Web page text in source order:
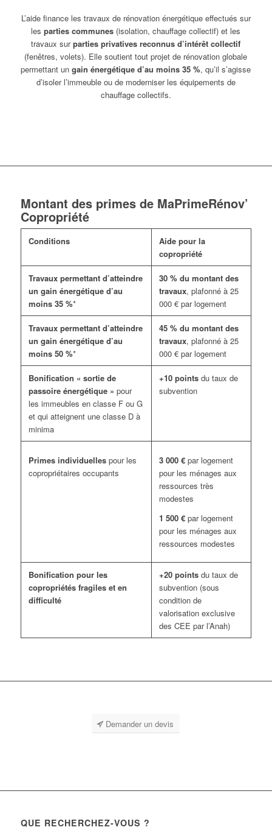
L’aide finance les travaux de rénovation énergétique effectués sur
lesparties communes (isolation, chauffage collectif) et les
travaux surparties privatives reconnus d’intérêt collectif
(fenêtres, volets). Elle soutient tout projet de rénovation globale
permettant ungain énergétique d’au moins 35 %, qu’il s’agisse
d’isoler l’immeuble ou de moderniser les équipements de
chauffage collectifs.
Montant des primes de MaPrimeRénov’
Copropriété
Conditions
Aide pour la
copropriété
Travaux permettant d’atteindre
un gain énergétique d’au
moins 35 %*
30 % du montant des
travaux, plafonné à 25
000 € par logement
Travaux permettant d’atteindre
un gain énergétique d’au
moins 50 %*
45 % du montant des
travaux, plafonné à 25
000 € par logement
Bonification « sortie de
passoire énergétique » pour
les immeubles en classe F ou G
et qui atteignent une classe D à
minima
+10 pointsdu taux de
subvention
Primes individuellespour les
copropriétaires occupants
3 000 €par logement
pour les ménages aux
ressources très
modestes
1 500 €par logement
pour les ménages aux
ressources modestes
Bonification pour les
copropriétés fragiles et en
difficulté
+20 pointsdu taux de
subvention (sous
condition de
valorisation exclusive
des CEE par l’Anah)
Demander un devis
QUE RECHERCHEZ-VOUS ?